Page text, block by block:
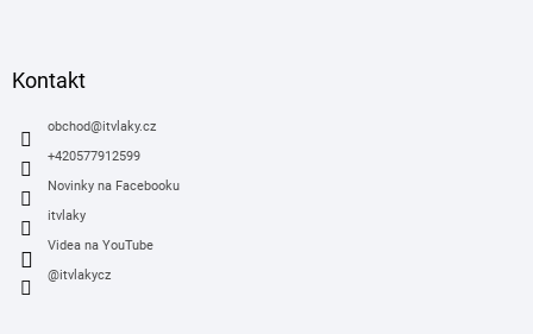
Kontakt
obchod@itvlaky.cz
+420577912599
Novinky na Facebooku
itvlaky
Videa na YouTube
@itvlakycz